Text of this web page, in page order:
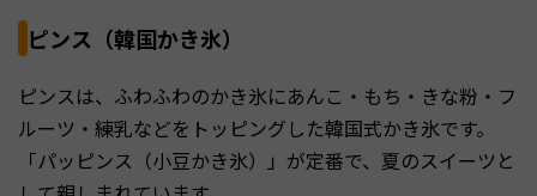
ピンス（韓国かき氷）
ピンスは、ふわふわのかき氷にあんこ・もち・きな粉・フ
ルーツ・練乳などをトッピングした韓国式かき氷です。
「パッピンス（小豆かき氷）」が定番で、夏のスイーツと